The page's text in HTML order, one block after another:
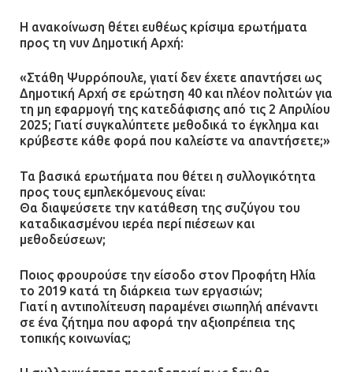
Η ανακοίνωση θέτει ευθέως κρίσιμα ερωτήματα
προς τη νυν Δημοτική Αρχή:
«Στάθη Ψυρρόπουλε, γιατί δεν έχετε απαντήσει ως
Δημοτική Αρχή σε ερώτηση 40 και πλέον πολιτών για
τη μη εφαρμογή της κατεδάφισης από τις 2 Απριλίου
2025; Γιατί συγκαλύπτετε μεθοδικά το έγκλημα και
κρύβεστε κάθε φορά που καλείστε να απαντήσετε;»
Τα βασικά ερωτήματα που θέτει η συλλογικότητα
προς τους εμπλεκόμενους είναι:
Θα διαψεύσετε την κατάθεση της συζύγου του
καταδικασμένου ιερέα περί πιέσεων και
μεθοδεύσεων;
Ποιος φρουρούσε την είσοδο στον Προφήτη Ηλία
το 2019 κατά τη διάρκεια των εργασιών;
Γιατί η αντιπολίτευση παραμένει σιωπηλή απέναντι
σε ένα ζήτημα που αφορά την αξιοπρέπεια της
τοπικής κοινωνίας;